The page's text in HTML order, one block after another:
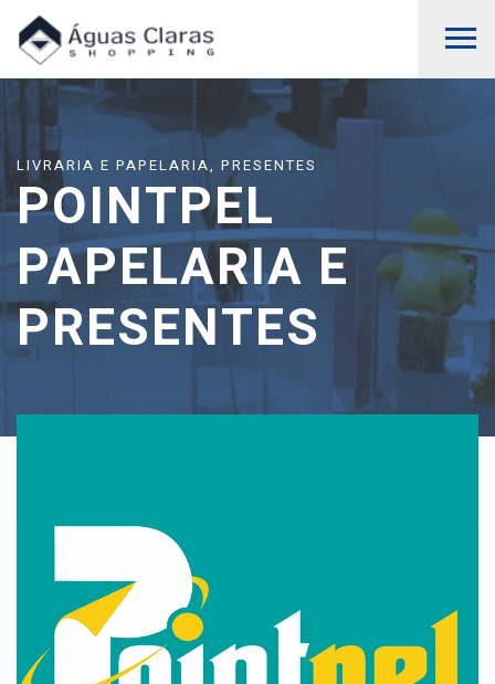
LIVRARIA E PAPELARIA, PRESENTES
POINTPEL
PAPELARIA E
PRESENTES